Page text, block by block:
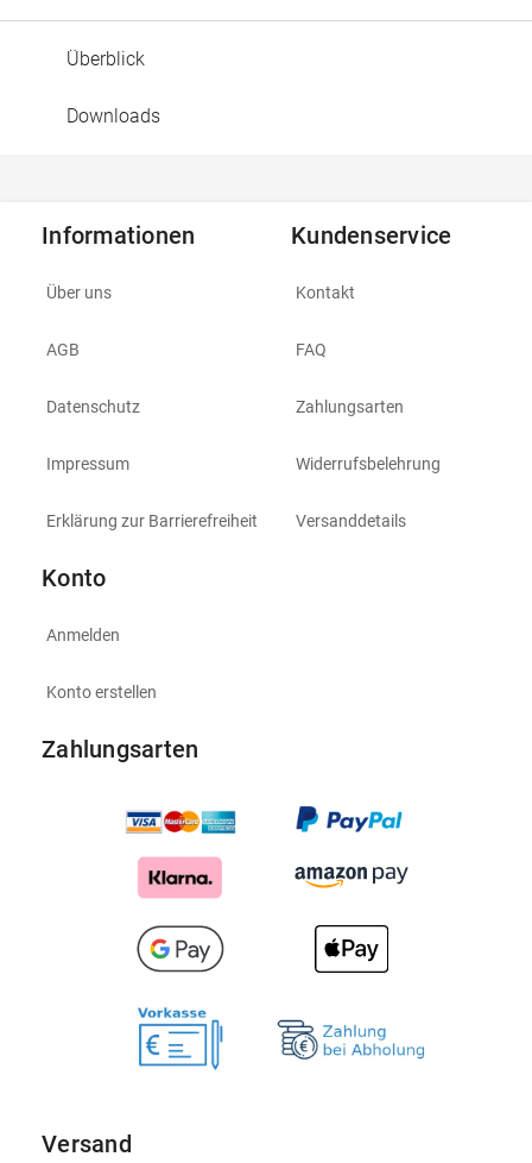
Überblick
Downloads
Informationen
Über uns
AGB
Datenschutz
Impressum
Erklärung zur Barrierefreiheit
Kundenservice
Kontakt
FAQ
Zahlungsarten
Widerrufsbelehrung
Versanddetails
Konto
Anmelden
Konto erstellen
Zahlungsarten
Versand